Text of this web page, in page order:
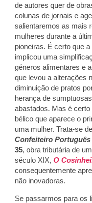
de autores quer de
colunas de jornais e
salientaremos as mais
mulheres durante a
pioneiras. É certo que
implicou uma
géneros alimentares e
que levou a alterações
diminuição de pratos
herança de
abastados. Mas é
bélico que aparece o
uma mulher. Trata-se de
Confeiteiro
35, obra tributária de
século XIX, O
consequentemente
não inovadoras.
Se passarmos para os